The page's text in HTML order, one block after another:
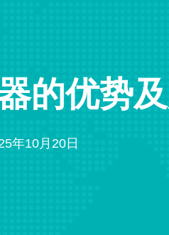
的优势
年10月20日